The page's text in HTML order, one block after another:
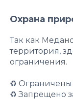
Охрана
Так как
территория,
ограничения.
♻️ Ограничены
♻️ Запрещено